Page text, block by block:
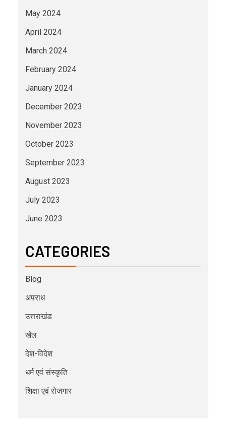
May 2024
April 2024
March 2024
February 2024
January 2024
December 2023
November 2023
October 2023
September 2023
August 2023
July 2023
June 2023
CATEGORIES
Blog
अपराध
उत्तराखंड
खेल
देश-विदेश
धर्म एवं संस्कृति
शिक्षा एवं रोजगार